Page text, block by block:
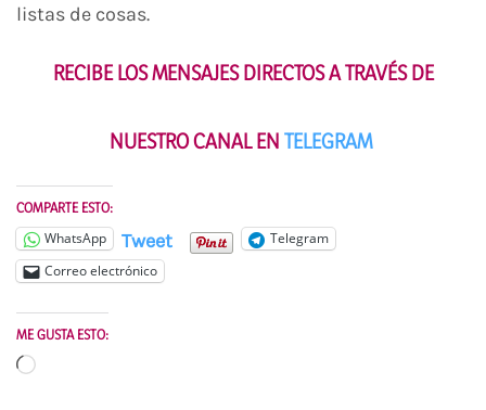
listas de cosas.
RECIBE LOS MENSAJES DIRECTOS A TRAVÉS DE
NUESTRO CANAL EN TELEGRAM
COMPARTE ESTO:
WhatsApp Tweet
Telegram
Correo electrónico
ME GUSTA ESTO:
Cargando...